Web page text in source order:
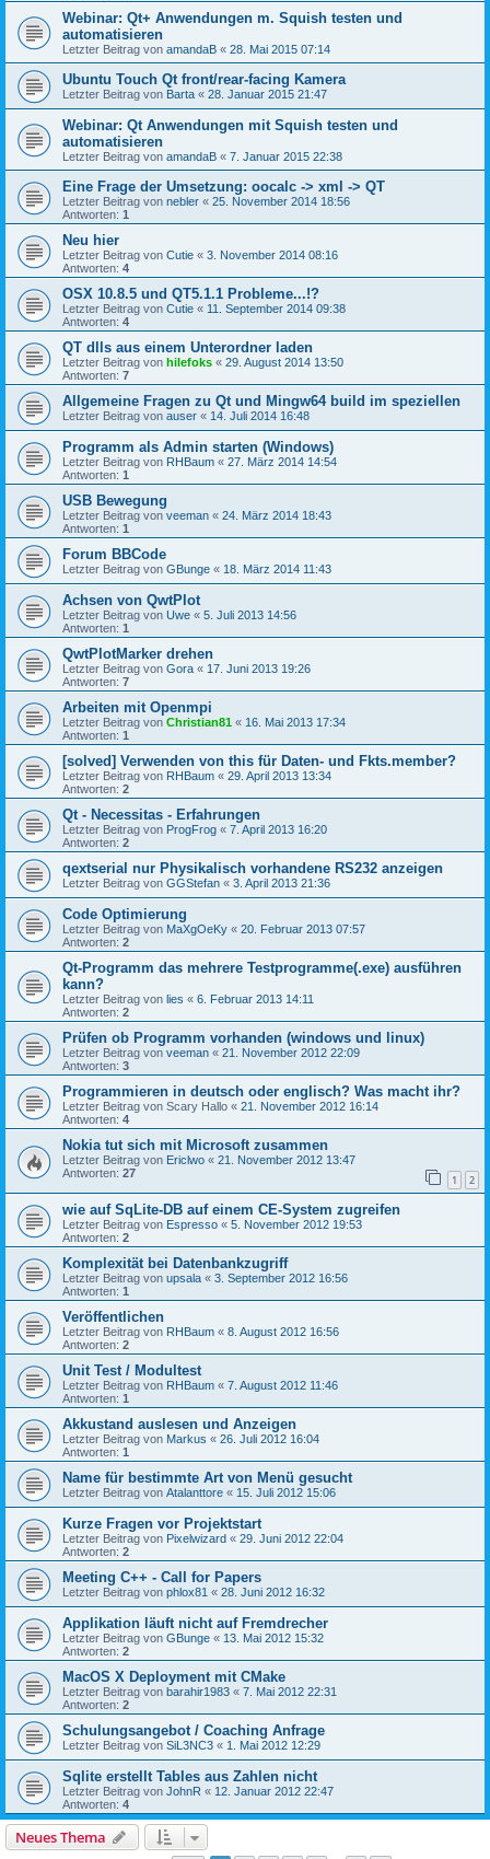
Webinar: Qt+ Anwendungen m. Squish testen und
automatisieren
Letzter Beitrag von amandaB « 28. Mai 2015 07:14
Ubuntu Touch Qt front/rear-facing Kamera
Letzter Beitrag von Barta « 28. Januar 2015 21:47
Webinar: Qt Anwendungen mit Squish testen und
automatisieren
Letzter Beitrag von amandaB « 7. Januar 2015 22:38
Eine Frage der Umsetzung: oocalc -> xml -> QT
Letzter Beitrag von nebler « 25. November 2014 18:56
Antworten: 1
Neu hier
Letzter Beitrag von Cutie « 3. November 2014 08:16
Antworten: 4
OSX 10.8.5 und QT5.1.1 Probleme...!?
Letzter Beitrag von Cutie « 11. September 2014 09:38
Antworten: 4
QT dlls aus einem Unterordner laden
Letzter Beitrag von hilefoks « 29. August 2014 13:50
Antworten: 7
Allgemeine Fragen zu Qt und Mingw64 build im speziellen
Letzter Beitrag von auser « 14. Juli 2014 16:48
Programm als Admin starten (Windows)
Letzter Beitrag von RHBaum « 27. März 2014 14:54
Antworten: 1
USB Bewegung
Letzter Beitrag von veeman « 24. März 2014 18:43
Antworten: 1
Forum BBCode
Letzter Beitrag von GBunge « 18. März 2014 11:43
Achsen von QwtPlot
Letzter Beitrag von Uwe « 5. Juli 2013 14:56
Antworten: 1
QwtPlotMarker drehen
Letzter Beitrag von Gora « 17. Juni 2013 19:26
Antworten: 7
Arbeiten mit Openmpi
Letzter Beitrag von Christian81 « 16. Mai 2013 17:34
Antworten: 1
[solved] Verwenden von this für Daten- und Fkts.member?
Letzter Beitrag von RHBaum « 29. April 2013 13:34
Antworten: 2
Qt - Necessitas - Erfahrungen
Letzter Beitrag von ProgFrog « 7. April 2013 16:20
Antworten: 2
qextserial nur Physikalisch vorhandene RS232 anzeigen
Letzter Beitrag von GGStefan « 3. April 2013 21:36
Code Optimierung
Letzter Beitrag von MaXgOeKy « 20. Februar 2013 07:57
Antworten: 2
Qt-Programm das mehrere Testprogramme(.exe) ausführen
kann?
Letzter Beitrag von lies « 6. Februar 2013 14:11
Antworten: 2
Prüfen ob Programm vorhanden (windows und linux)
Letzter Beitrag von veeman « 21. November 2012 22:09
Antworten: 3
Programmieren in deutsch oder englisch? Was macht ihr?
Letzter Beitrag von Scary Hallo « 21. November 2012 16:14
Antworten: 4
Nokia tut sich mit Microsoft zusammen
Letzter Beitrag von Ericlwo « 21. November 2012 13:47
Antworten: 27 1 2
wie auf SqLite-DB auf einem CE-System zugreifen
Letzter Beitrag von Espresso « 5. November 2012 19:53
Antworten: 2
Komplexität bei Datenbankzugriff
Letzter Beitrag von upsala « 3. September 2012 16:56
Antworten: 1
Veröffentlichen
Letzter Beitrag von RHBaum « 8. August 2012 16:56
Antworten: 2
Unit Test / Modultest
Letzter Beitrag von RHBaum « 7. August 2012 11:46
Antworten: 1
Akkustand auslesen und Anzeigen
Letzter Beitrag von Markus « 26. Juli 2012 16:04
Antworten: 1
Name für bestimmte Art von Menü gesucht
Letzter Beitrag von Atalanttore « 15. Juli 2012 15:06
Kurze Fragen vor Projektstart
Letzter Beitrag von Pixelwizard « 29. Juni 2012 22:04
Antworten: 2
Meeting C++ - Call for Papers
Letzter Beitrag von phlox81 « 28. Juni 2012 16:32
Applikation läuft nicht auf Fremdrecher
Letzter Beitrag von GBunge « 13. Mai 2012 15:32
Antworten: 2
MacOS X Deployment mit CMake
Letzter Beitrag von barahir1983 « 7. Mai 2012 22:31
Antworten: 2
Schulungsangebot / Coaching Anfrage
Letzter Beitrag von SiL3NC3 « 1. Mai 2012 12:29
Sqlite erstellt Tables aus Zahlen nicht
Letzter Beitrag von JohnR « 12. Januar 2012 22:47
Antworten: 4
Neues Thema